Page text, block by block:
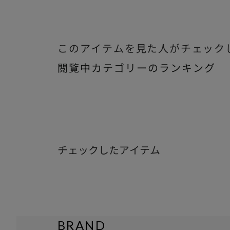
このアイテムを見た人がチェック
閲覧中カテゴリーのランキング
チェックしたアイテム
BRAND